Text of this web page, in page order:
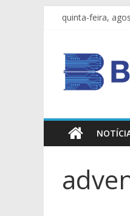
quinta-feira,